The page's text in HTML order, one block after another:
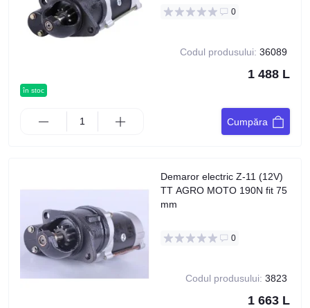
în stoc
0
Codul produsului: 36089
1 488 L
Cumpăra
Demaror electric Z-11 (12V)
TT AGRO MOTO 190N fit 75
mm
0
Codul produsului: 3823
1 663 L